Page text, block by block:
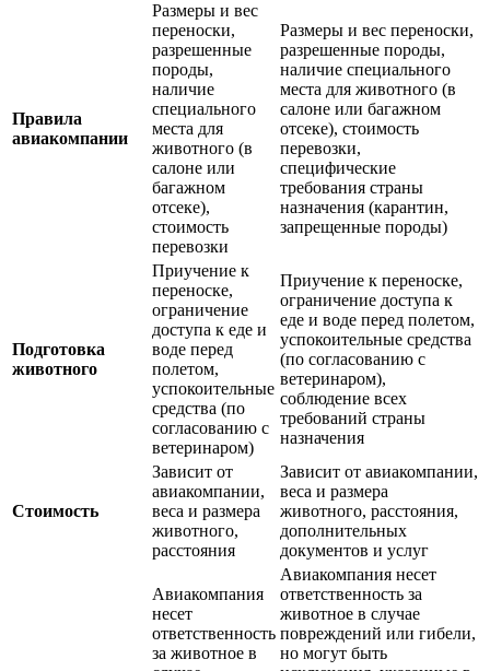
Правила
авиакомпании
Размеры и вес
переноски,
разрешенные
породы,
наличие
специального
места для
животного (в
салоне или
багажном
отсеке),
стоимость
перевозки
Размеры и вес переноски,
разрешенные породы,
наличие специального
места для животного (в
салоне или багажном
отсеке), стоимость
перевозки,
специфические
требования страны
назначения (карантин,
запрещенные породы)
Подготовка
животного
Приучение к
переноске,
ограничение
доступа к еде и
воде перед
полетом,
успокоительные
средства (по
согласованию с
ветеринаром)
Приучение к переноске,
ограничение доступа к
еде и воде перед полетом,
успокоительные средства
(по согласованию с
ветеринаром),
соблюдение всех
требований страны
назначения
Стоимость
Зависит от
авиакомпании,
веса и размера
животного,
расстояния
Зависит от авиакомпании,
веса и размера
животного, расстояния,
дополнительных
документов и услуг
Авиакомпания
несет
ответственность
за животное в
Авиакомпания несет
ответственность за
животное в случае
повреждений или гибели,
но могут быть